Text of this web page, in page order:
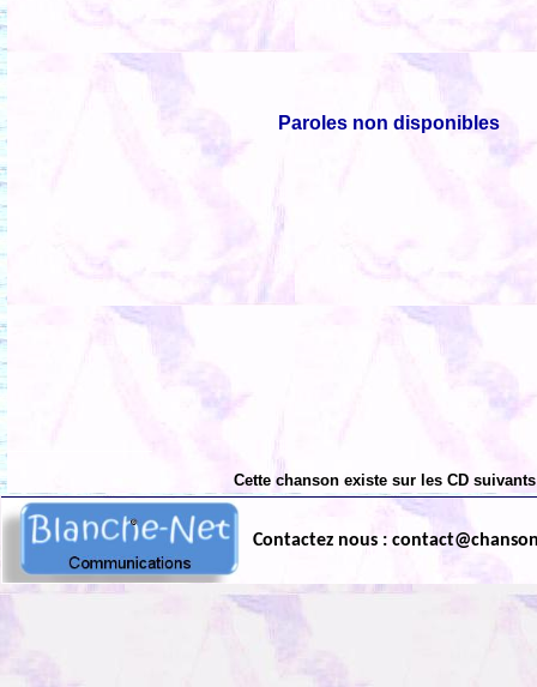
Paroles non disponibles
Cette chanson existe sur les CD
Contactez nous :